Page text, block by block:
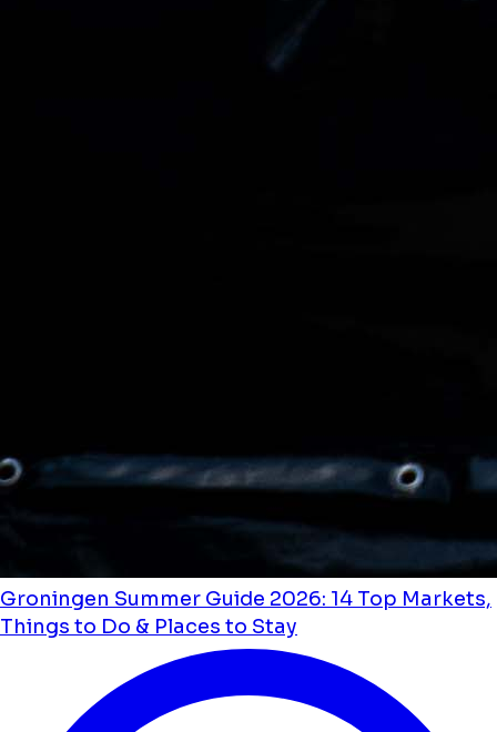
Groningen Summer Guide 2026: 14 Top Markets,
Things to Do & Places to Stay